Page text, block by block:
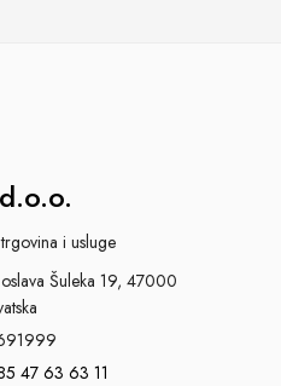
i usluge
Šuleka 19, 47000
47 63 63 11